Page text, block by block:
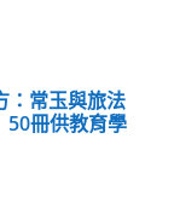
：常玉與旅法
50冊供教育學